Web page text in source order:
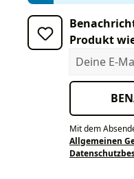
Produkt
Deine E-Mail
Mit dem
Allgemeinen